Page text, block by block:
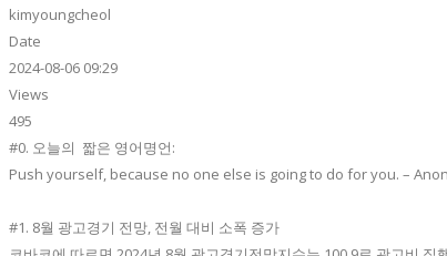
kimyoungcheol
Date
2024-08-06 09:29
Views
495
#0. 오늘의 짧은 영어명언:
Push yourself, because no one else is going to do for you. –
#1. 8월 광고경기 전망, 전월 대비 소폭 증가